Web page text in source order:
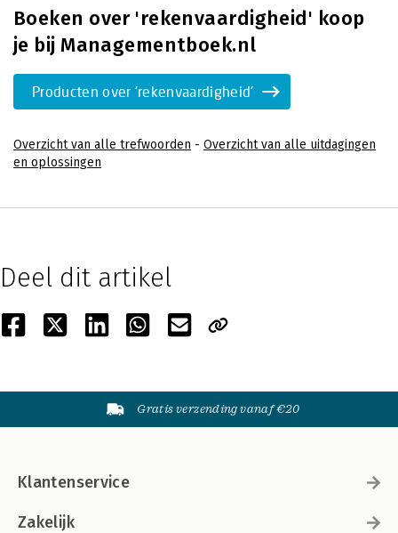
Boeken over 'rekenvaardigheid' koop
je bij Managementboek.nl
Producten over 'rekenvaardigheid'
Overzicht van alle trefwoorden - Overzicht van alle uitdagingen
en oplossingen
Deel dit artikel
Gratis verzending vanaf €20
Klantenservice
Zakelijk